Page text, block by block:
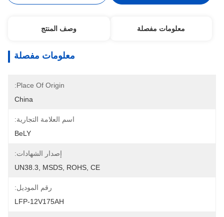
معلومات مفصلة وصف المنتج
معلومات مفصلة
Place Of Origin:
China
اسم العلامة التجارية:
BeLY
إصدار الشهادات:
UN38.3, MSDS, ROHS, CE
رقم الموديل:
LFP-12V175AH